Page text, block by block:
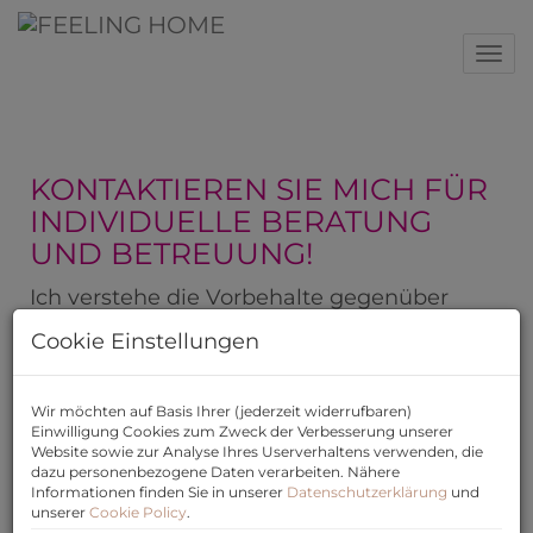
KONTAKTIEREN SIE MICH FÜR
INDIVIDUELLE BERATUNG
UND BETREUUNG!
Ich verstehe die Vorbehalte gegenüber
Immobilienmaklern
lassen Sie mich Ihnen versichern: Ihre
den besten Händen. Von Anfang an stehe
ich persönlich an Ihrer Seite, kümmere
mich um Besichtigungen,
Finanzierungsoptionen, Marktwertanalysen
Cookie Einstellungen
Wir möchten auf Basis Ihrer (jederzeit widerrufbaren)
Einwilligung Cookies zum Zweck der Verbesserung unserer
Website sowie zur Analyse Ihres Userverhaltens verwenden, die
dazu personenbezogene Daten verarbeiten. Nähere
Informationen finden Sie in unserer Datenschutzerklärung und
unserer Cookie Policy.